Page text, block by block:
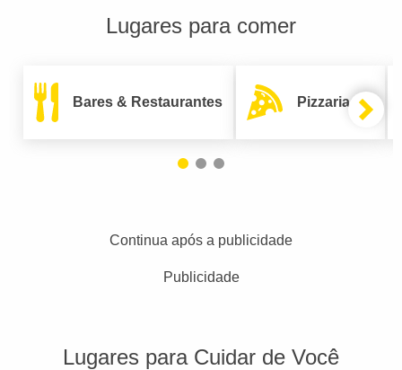
Lugares para comer
Bares & Restaurantes Pizzarias
Continua após a publicidade
Publicidade
Lugares para Cuidar de Você